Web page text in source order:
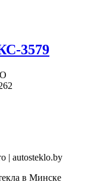
3579
| autosteklo.by
в Минске